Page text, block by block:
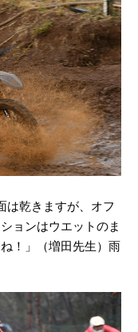
は乾きますが、オフ
ョンはウエットのま
！」（増田先生）雨